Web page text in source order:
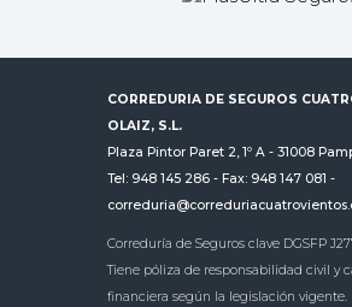
CORREDURIA DE SEGUROS
OLAIZ, S.L.
Plaza Pintor Paret 2, 1º A - 31008
Tel: 948 145 286 - Fax: 948 147 081 -
Correduría de Seguros clave DGSFP
Tiene póliza de responsabilidad civil y
financiera según la legislación vigente.